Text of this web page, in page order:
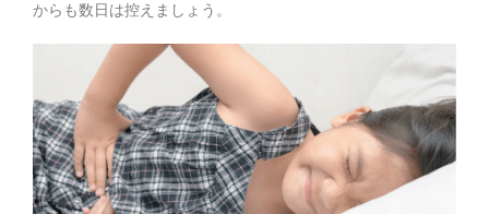
からも数日は控えましょう。